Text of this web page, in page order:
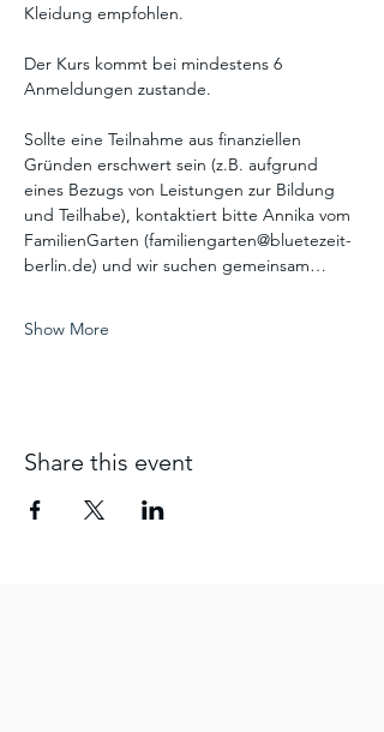
Kleidung empfohlen.
Der Kurs kommt bei mindestens 6
Anmeldungen zustande.
Sollte eine Teilnahme aus finanziellen
Gründen erschwert sein (z.B. aufgrund
eines Bezugs von Leistungen zur Bildung
und Teilhabe), kontaktiert bitte Annika vom
FamilienGarten (familiengarten@bluetezeit-
berlin.de) und wir suchen gemeinsam…
Show More
Share this event